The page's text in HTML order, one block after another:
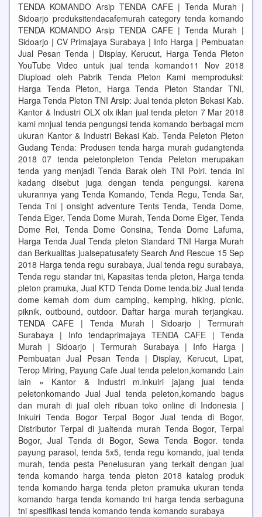
TENDA KOMANDO Arsip TENDA CAFE | Tenda Murah |
Sidoarjo produksitendacafemurah category tenda komando
TENDA KOMANDO Arsip TENDA CAFE | Tenda Murah |
Sidoarjo | CV Primajaya Surabaya | Info Harga | Pembuatan
Jual Pesan Tenda | Display, Kerucut, Harga Tenda Pleton
YouTube Video untuk jual tenda komando11 Nov 2018
Diupload oleh Pabrik Tenda Pleton Kami memproduksi:
Harga Tenda Pleton, Harga Tenda Pleton Standar TNI,
Harga Tenda Pleton TNI Arsip: Jual tenda pleton Bekasi Kab.
Kantor & Industri OLX olx iklan jual tenda pleton 7 Mar 2018
kami mnjual tenda pengungsi tenda komando berbagai mcm
ukuran Kantor & Industri Bekasi Kab. Tenda Peleton Pleton
Gudang Tenda: Produsen tenda harga murah gudangtenda
2018 07 tenda peletonpleton Tenda Peleton merupakan
tenda yang menjadi Tenda Barak oleh TNI Polri. tenda ini
kadang disebut juga dengan tenda pengungsi. karena
ukurannya yang Tenda Komando, Tenda Regu, Tenda Sar,
Tenda Tni | onsight adventure Tents Tenda, Tenda Dome,
Tenda Eiger, Tenda Dome Murah, Tenda Dome Eiger, Tenda
Dome Rei, Tenda Dome Consina, Tenda Dome Lafuma,
Harga Tenda Jual Tenda pleton Standard TNI Harga Murah
dan Berkualitas jualsepatusafety Search And Rescue 15 Sep
2018 Harga tenda regu surabaya, Jual tenda regu surabaya,
Tenda regu standar tni, Kapasitas tenda pleton, Harga tenda
pleton pramuka, Jual KTD Tenda Dome tenda.biz Jual tenda
dome kemah dom dum camping, kemping, hiking, picnic,
piknik, outbound, outdoor. Daftar harga murah terjangkau.
TENDA CAFE | Tenda Murah | Sidoarjo | Termurah
Surabaya | Info tendaprimajaya TENDA CAFE | Tenda
Murah | Sidoarjo | Termurah Surabaya | Info Harga |
Pembuatan Jual Pesan Tenda | Display, Kerucut, Lipat,
Terop Miring, Payung Cafe Jual tenda peleton,komando Lain
lain » Kantor & Industri m.inkuiri jajang jual tenda
peletonkomando Jual Jual tenda peleton,komando bagus
dan murah di jual oleh ribuan toko online di Indonesia |
Inkuiri Tenda Bogor Terpal Bogor Jual tenda di Bogor,
Distributor Terpal di jualtenda murah Tenda Bogor, Terpal
Bogor, Jual Tenda di Bogor, Sewa Tenda Bogor. tenda
payung parasol, tenda 5x5, tenda regu komando, jual tenda
murah, tenda pesta Penelusuran yang terkait dengan jual
tenda komando harga tenda pleton 2018 katalog produk
tenda komando harga tenda pleton pramuka ukuran tenda
komando harga tenda komando tni harga tenda serbaguna
tni spesifikasi tenda komando tenda komando surabaya